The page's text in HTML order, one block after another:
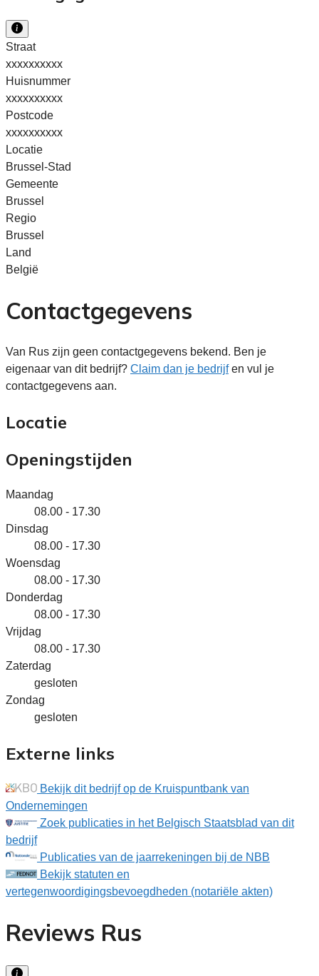
Straat
xxxxxxxxxx
Huisnummer
xxxxxxxxxx
Postcode
xxxxxxxxxx
Locatie
Brussel-Stad
Gemeente
Brussel
Regio
Brussel
Land
België
Contactgegevens
Van Rus zijn geen contactgegevens bekend. Ben je
eigenaar van dit bedrijf? Claim dan je bedrijfen vul je
contactgegevens aan.
Locatie
Openingstijden
Maandag
08.00 - 17.30
Dinsdag
08.00 - 17.30
Woensdag
08.00 - 17.30
Donderdag
08.00 - 17.30
Vrijdag
08.00 - 17.30
Zaterdag
gesloten
Zondag
gesloten
Externe links
Bekijk dit bedrijf op de Kruispuntbank van
Ondernemingen
Zoek publicaties in het Belgisch Staatsblad van dit
bedrijf
Publicaties van de jaarrekeningen bij de NBB
Bekijk statuten en
vertegenwoordigingsbevoegdheden (notariële akten)
Reviews Rus